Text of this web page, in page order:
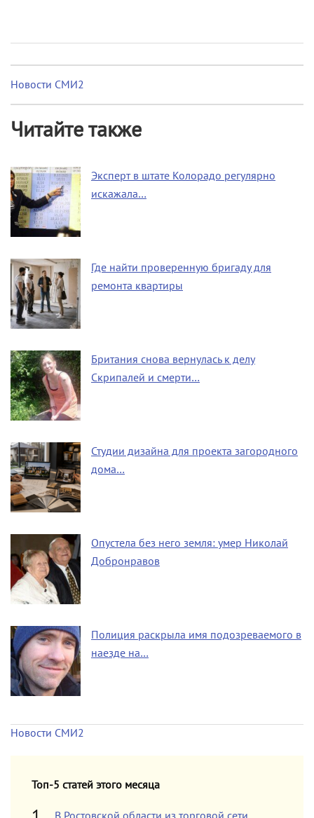
Новости СМИ2
Читайте также
Эксперт в штате Колорадо регулярно
искажала…
Где найти проверенную бригаду для
ремонта квартиры
Британия снова вернулась к делу
Скрипалей и смерти…
Студии дизайна для проекта загородного
дома…
Опустела без него земля: умер Николай
Добронравов
Полиция раскрыла имя подозреваемого в
наезде на…
Новости СМИ2
Топ-5 статей этого месяца